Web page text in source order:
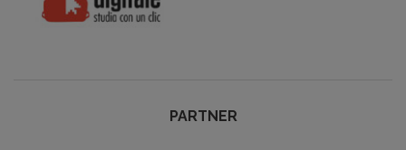
PARTNER